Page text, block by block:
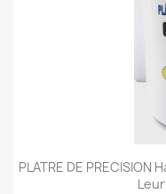
PLATRE DE